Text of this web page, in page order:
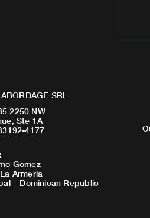
ABORDAGE SRL
2250 NW
Ste 1A
4177
:
Gomez
Armeria
– Dominican Republic